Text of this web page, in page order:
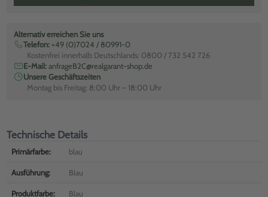
Alternativ erreichen Sie uns
Telefon: +49 (0)7024 / 80991-0
Kostenfrei innerhalb Deutschlands: 0800 / 732 542 726
E-Mail:anfrageB2C@realgarant-shop.de
Unsere Geschäftszeiten
Montag bis Freitag: 8:00 Uhr – 18:00 Uhr
Technische Details
Primärfarbe: blau
Ausführung: Blau
Produktfarbe: Blau